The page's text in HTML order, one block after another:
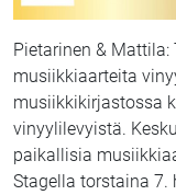
Pietarinen &
musiikkiaarteita
musiikkikirjastossa
vinyylilevyistä.
paikallisia
Stagella torstaina 7.